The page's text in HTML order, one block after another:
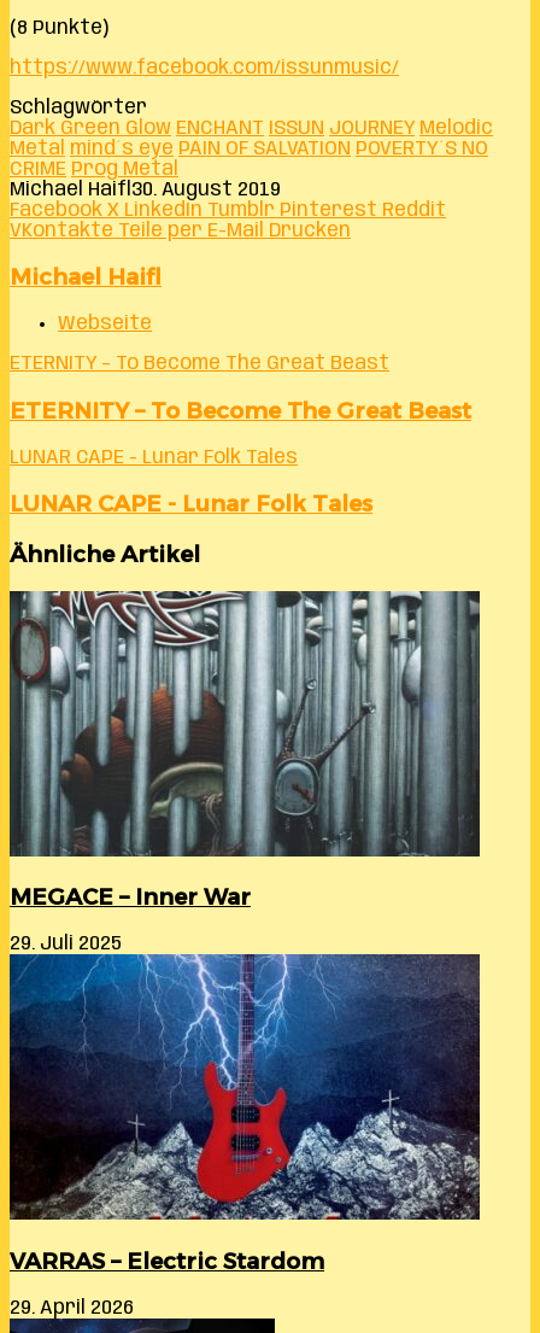
(8 Punkte)
https://www.facebook.com/issunmusic/
Schlagwörter
Dark Green Glow ENCHANT ISSUN JOURNEY Melodic
Metal mind´s eye PAIN OF SALVATION POVERTY´S NO
CRIME Prog Metal
Michael Haifl 30. August 2019
Facebook X LinkedIn Tumblr Pinterest Reddit
VKontakte Teile per E-Mail Drucken
Michael Haifl
Webseite
ETERNITY – To Become The Great Beast
ETERNITY – To Become The Great Beast
LUNAR CAPE - Lunar Folk Tales
LUNAR CAPE - Lunar Folk Tales
Ähnliche Artikel
MEGACE – Inner War
29. Juli 2025
VARRAS – Electric Stardom
29. April 2026